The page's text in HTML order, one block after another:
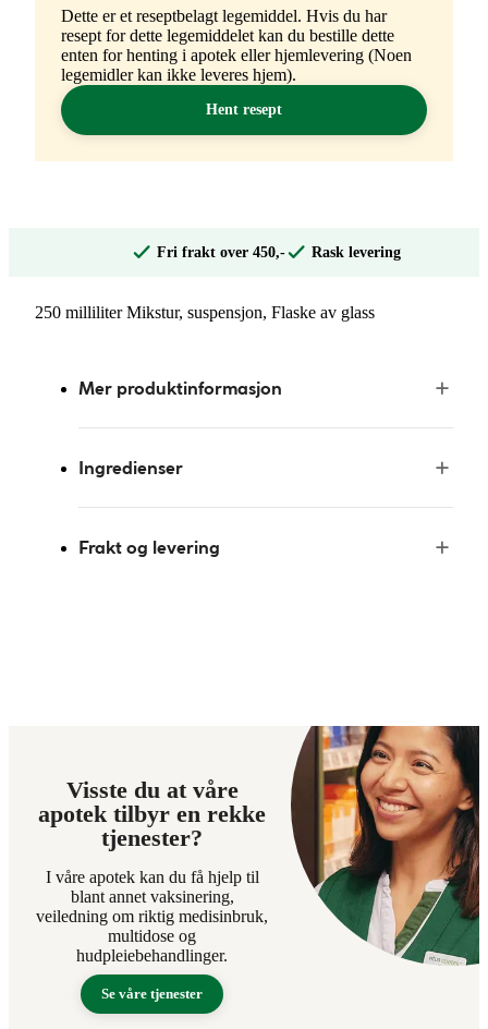
Dette er et reseptbelagt legemiddel. Hvis du har
resept for dette legemiddelet kan du bestille dette
enten for henting i apotek eller hjemlevering (Noen
legemidler kan ikke leveres hjem).
Hent resept
Fri frakt over 450,- Rask levering
250 milliliter Mikstur, suspensjon, Flaske av glass
Mer produktinformasjon
Ingredienser
Frakt og levering
Visste du at våre
apotek tilbyr en rekke
tjenester?
I våre apotek kan du få hjelp til
blant annet vaksinering,
veiledning om riktig medisinbruk,
multidose og
hudpleiebehandlinger.
Se våre tjenester